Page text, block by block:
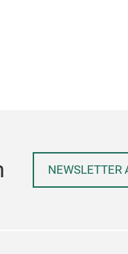
NEWSLETTER